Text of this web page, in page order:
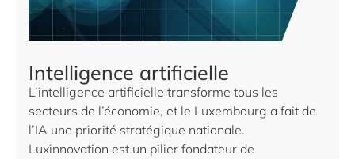
Intelligence artificielle
L’intelligence artificielle transforme tous les
secteurs de l’économie, et le Luxembourg a fait de
l’IA une priorité stratégique nationale.
Luxinnovation est un pilier fondateur de